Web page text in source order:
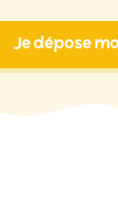
Je dépose